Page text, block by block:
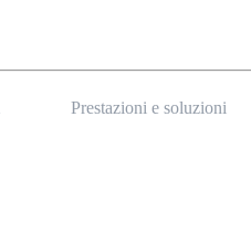
Prestazioni e soluzioni